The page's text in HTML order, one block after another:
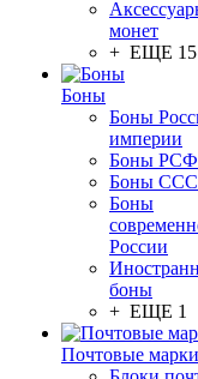
монет
+ ЕЩЕ 15
Боны
Боны
империи
Боны
Боны
Боны
России
боны
+ ЕЩЕ 1
Почтовые марки